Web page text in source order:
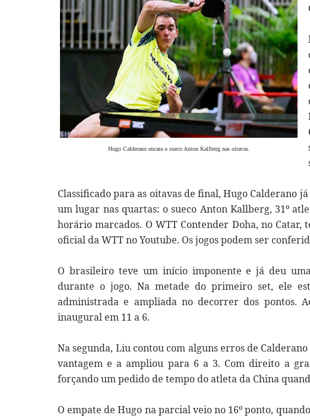
Hugo Calderano encara o sueco Anton Kallberg nas oitavas.
Classificado para as oitavas de final, Hugo Calderano
um lugar nas quartas: o sueco Anton Kallberg, 31º
horário marcados. O WTT Contender Doha, no
oficial da WTT no Youtube. Os jogos podem ser
O brasileiro teve um início imponente e já deu
durante o jogo. Na metade do primeiro set, ele
administrada e ampliada no decorrer dos pontos.
inaugural em 11 a 6.
Na segunda, Liu contou com alguns erros de
vantagem e a ampliou para 6 a 3. Com direito a
forçando um pedido de tempo do atleta da China
O empate de Hugo na parcial veio no 16º ponto,